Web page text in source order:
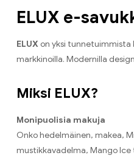
ELUX e-
ELUX on yksi tunnetuimmista
markkinoilla. Modernilla
Miksi ELUX?
Monipuolisia makuja
Onko hedelmäinen, makea,
mustikkavadelma, Mango